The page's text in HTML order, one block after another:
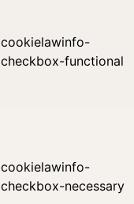
cookielawinfo-
checkbox-functional
cookielawinfo-
checkbox-necessary